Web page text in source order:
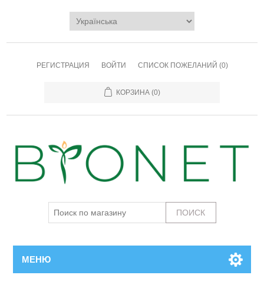
РЕГИСТРАЦИЯ ВОЙТИ СПИСОК ПОЖЕЛАНИЙ (0)
КОРЗИНА (0)
МЕНЮ